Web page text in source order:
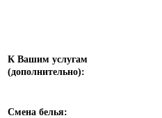
К Вашим услугам
(дополнительно):
Смена белья: